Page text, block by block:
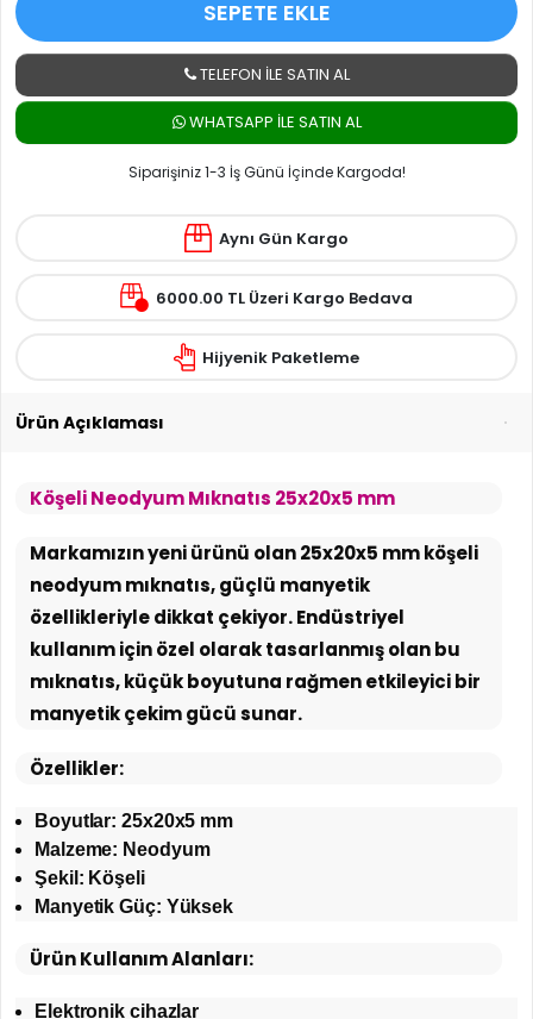
SEPETE EKLE
TELEFON İLE SATIN AL
WHATSAPP ILE SATIN AL
Siparişiniz 1-3 İş Günü İçinde Kargoda!
Aynı Gün Kargo
6000.00 TL Üzeri Kargo Bedava
Hijyenik Paketleme
Ürün Açıklaması
Köşeli Neodyum Mıknatıs 25x20x5 mm
Markamızın yeni ürünü olan 25x20x5 mm köşeli
neodyum mıknatıs, güçlü manyetik
özellikleriyle dikkat çekiyor. Endüstriyel
kullanım için özel olarak tasarlanmış olan bu
mıknatıs, küçük boyutuna rağmen etkileyici bir
manyetik çekim gücü sunar.
Özellikler:
Boyutlar: 25x20x5 mm
Malzeme: Neodyum
Şekil: Köşeli
Manyetik Güç: Yüksek
Ürün Kullanım Alanları:
Elektronik cihazlar